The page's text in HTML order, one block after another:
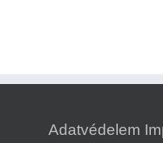
Adatvédelem